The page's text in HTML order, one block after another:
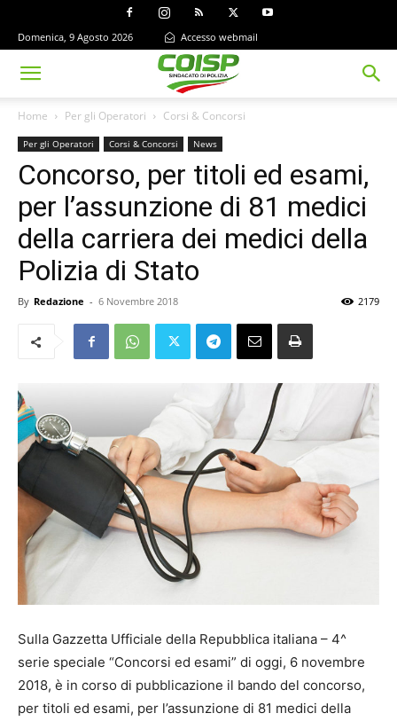
Domenica, 9 Agosto 2026 Accesso webmail
Home Per gli Operatori Corsi & Concorsi
Per gli Operatori Corsi & Concorsi News
Concorso, per titoli ed esami,
per l’assunzione di 81 medici
della carriera dei medici della
Polizia di Stato
By Redazione - 6 Novembre 2018 2179
Sulla Gazzetta Ufficiale della Repubblica italiana – 4^
serie speciale “Concorsi ed esami” di oggi, 6 novembre
2018, è in corso di pubblicazione il bando del concorso,
per titoli ed esami, per l’assunzione di 81 medici della